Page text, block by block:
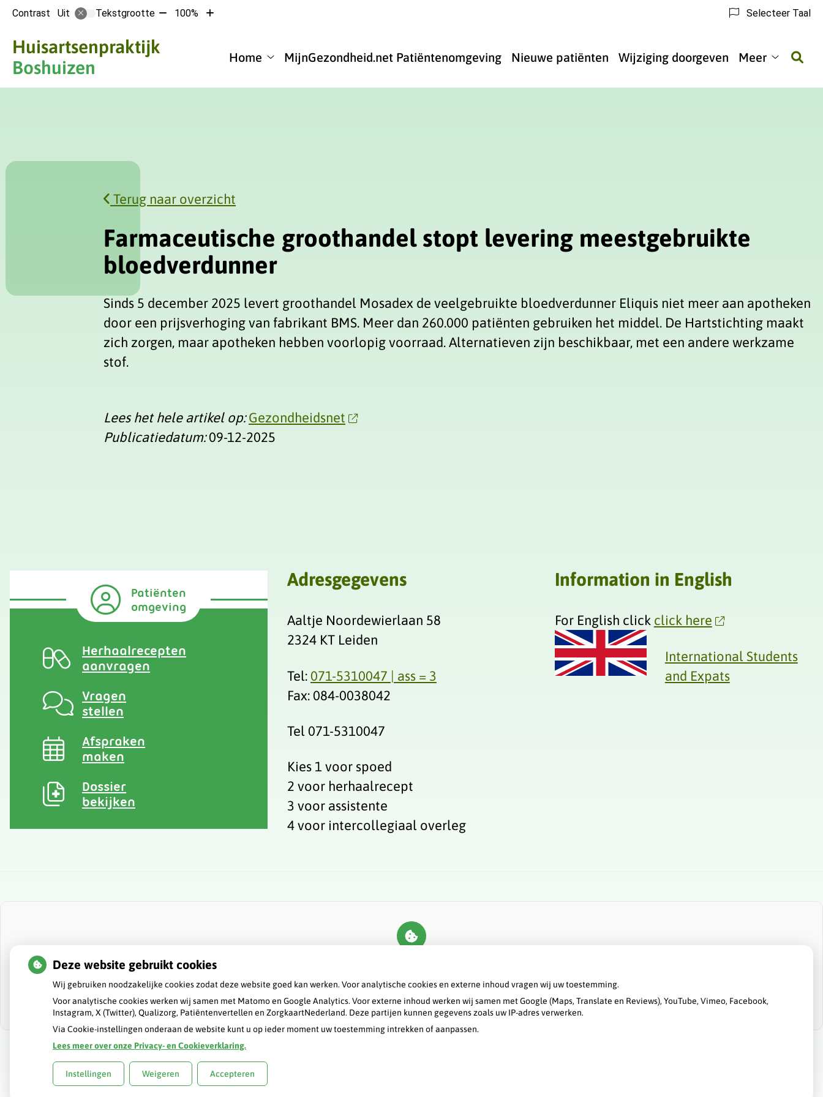
Contrast Uit Tekstgrootte Tekst
10%
100%
Tekst
Selecteer Taal
Huisartsenpraktijk
Boshuizen
Home MijnGezondheid.net Patiëntenomgeving Nieuwe patiënten Wijziging doorgeven Meer
Terug naar overzicht
Farmaceutische groothandel stopt levering meestgebruikte
bloedverdunner
Sinds 5 december 2025 levert groothandel Mosadex de veelgebruikte bloedverdunner Eliquis niet meer aan apotheken
door een prijsverhoging van fabrikant BMS. Meer dan 260.000 patiënten gebruiken het middel. De Hartstichting maakt
zich zorgen, maar apotheken hebben voorlopig voorraad. Alternatieven zijn beschikbaar, met een andere werkzame
stof.
Lees het hele artikel op: Gezondheidsnet
Publicatiedatum:09-12-2025
Patiënten
omgeving
Herhaalrecepten
aanvragen
Vragen
stellen
Afspraken
maken
Dossier
bekijken
Adresgegevens
Aaltje Noordewierlaan 58
2324 KT Leiden
Tel:071-5310047 | ass = 3
Fax: 084-0038042‬
Tel 071-5310047
Kies 1 voor spoed
2 voor herhaalrecept
3 voor assistente
4 voor intercollegiaal overleg
Information in English
For English click click here
International Students
and Expats
Cookie-instellingen wijzigen
Uw Zorg Online|Beheer
Deze website gebruikt cookies
Wij gebruiken noodzakelijke cookies zodat deze website goed kan werken. Voor analytische cookies en externe inhoud vragen wij uw toestemming.
Voor analytische cookies werken wij samen met Matomo en Google Analytics. Voor externe inhoud werken wij samen met Google (Maps, Translate en Reviews), YouTube, Vimeo, Facebook,
Instagram, X (Twitter), Qualizorg, Patiëntenvertellen en ZorgkaartNederland. Deze partijen kunnen gegevens zoals uw IP-adres verwerken.
Via Cookie-instellingen onderaan de website kunt u op ieder moment uw toestemming intrekken of aanpassen.
Lees meer over onze Privacy- en Cookieverklaring.
Instellingen Weigeren Accepteren